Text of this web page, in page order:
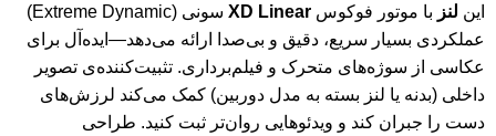
این لنز با موتور فوکوسXD Linear
سونی (Extreme Dynamic)
عملکردی بسیار سریع، دقیق و بی‌صدا ارائه می‌دهد—ایده‌آل برای
عکاسی از سوژه‌های متحرک و فیلم‌برداری. تثبیت‌کننده‌ی تصویر
داخلی (بدنه یا لنز بسته به مدل دوربین) کمک می‌کند لرزش‌های
دست را جبران کند و ویدئوهایی روان‌تر ثبت کنید. طراحی